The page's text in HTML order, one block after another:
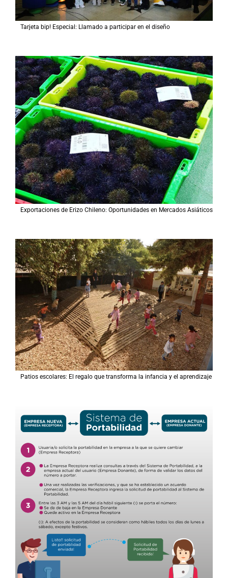
Tarjeta bip! Especial: Llamado a participar en el diseño
Exportaciones de Erizo Chileno: Oportunidades en Mercados Asiáticos
Patios escolares: El regalo que transforma la infancia y el aprendizaje